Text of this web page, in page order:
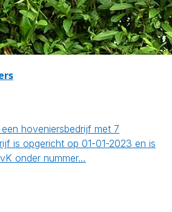
hoveniersbedrijf met 7
is opgericht op 01-01-2023 en is
onder nummer…